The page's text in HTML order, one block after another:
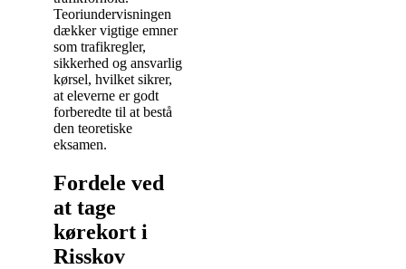
Teoriundervisningen
dækker vigtige emner
som trafikregler,
sikkerhed og ansvarlig
kørsel, hvilket sikrer,
at eleverne er godt
forberedte til at bestå
den teoretiske
eksamen.
Fordele ved
at tage
kørekort i
Risskov